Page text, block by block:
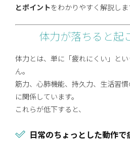
とポイントをわかりやすく解説しま
体力が落ちると起
体力とは、単に「疲れにくい」と
ん。
筋力、心肺機能、持久力、生活習
に関係しています。
これらが低下すると、
日常のちょっとした動作で